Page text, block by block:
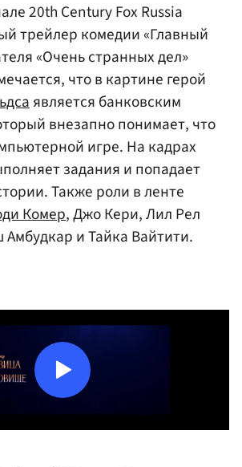
20th Century Fox Russia
трейлер комедии «Главный
«Очень странных дел»
что в картине герой
является банковским
внезапно понимает, что
игре. На кадрах
задания и попадает
Также роли в ленте
Комер, Джо Кери, Лил Рел
и Тайка Вайтити.